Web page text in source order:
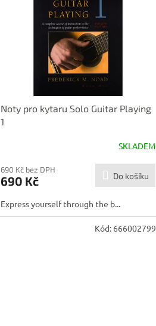
Noty pro kytaru Solo Guitar Playing
1
SKLADEM
690 Kč bez DPH
690 Kč Do košíku
Express yourself through the b...
Kód: 666002799